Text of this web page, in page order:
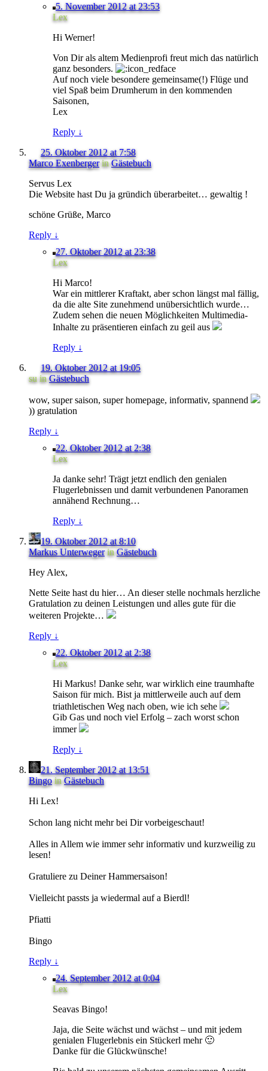
5. November 2012 at 23:53
Lex
Hi Werner!
Von Dir als altem Medienprofi freut mich das natürlich
ganz besonders.
Auf noch viele besondere gemeinsame(!) Flüge und
viel Spaß beim Drumherum in den kommenden
Saisonen,
Lex
Reply ↓
25. Oktober 2012 at 7:58
Marco ExenbergerinGästebuch
Servus Lex
Die Website hast Du ja gründich überarbeitet… gewaltig !
schöne Grüße, Marco
Reply ↓
27. Oktober 2012 at 23:38
Lex
Hi Marco!
War ein mittlerer Kraftakt, aber schon längst mal fällig,
da die alte Site zunehmend unübersichtlich wurde…
Zudem sehen die neuen Möglichkeiten Multimedia-
Inhalte zu präsentieren einfach zu geil aus
Reply ↓
19. Oktober 2012 at 19:05
suinGästebuch
wow, super saison, super homepage, informativ, spannend
)) gratulation
Reply ↓
22. Oktober 2012 at 2:38
Lex
Ja danke sehr! Trägt jetzt endlich den genialen
Flugerlebnissen und damit verbundenen Panoramen
annähend Rechnung…
Reply ↓
19. Oktober 2012 at 8:10
Markus UnterwegerinGästebuch
Hey Alex,
Nette Seite hast du hier… An dieser stelle nochmals herzliche
Gratulation zu deinen Leistungen und alles gute für die
weiteren Projekte…
Reply ↓
22. Oktober 2012 at 2:38
Lex
Hi Markus! Danke sehr, war wirklich eine traumhafte
Saison für mich. Bist ja mittlerweile auch auf dem
triathletischen Weg nach oben, wie ich sehe
Gib Gas und noch viel Erfolg – zach worst schon
immer
Reply ↓
21. September 2012 at 13:51
BingoinGästebuch
Hi Lex!
Schon lang nicht mehr bei Dir vorbeigeschaut!
Alles in Allem wie immer sehr informativ und kurzweilig zu
lesen!
Gratuliere zu Deiner Hammersaison!
Vielleicht passts ja wiedermal auf a Bierdl!
Pfiatti
Bingo
Reply ↓
24. September 2012 at 0:04
Lex
Seavas Bingo!
Jaja, die Seite wächst und wächst – und mit jedem
genialen Flugerlebnis ein Stückerl mehr 🙂
Danke für die Glückwünsche!